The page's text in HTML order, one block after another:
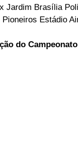
Jardim Brasília
Estádio
do